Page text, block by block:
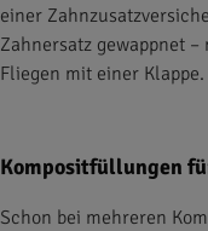
einer
Zahnersatz gewappnet
Fliegen mit einer Klappe.
Kompositfüllungen
Schon bei mehreren